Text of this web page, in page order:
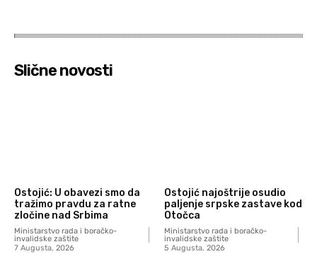
Slične novosti
Ostojić: U obavezi smo da
tražimo pravdu za ratne
zločine nad Srbima
Ministarstvo rada i boračko-
invalidske zaštite
7 Augusta, 2026
Ostojić najoštrije osudio
paljenje srpske zastave kod
Otočca
Ministarstvo rada i boračko-
invalidske zaštite
5 Augusta, 2026